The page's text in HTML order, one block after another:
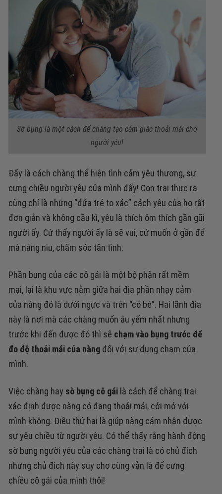
Sờ bụng là một cách để chàng tạo cảm giác thoải mái cho
người yêu!
Đấy là cách chàng thể hiện tình cảm yêu thương, sự
cưng chiều người yêu của mình đấy! Con trai thực ra
cũng chỉ là những “đứa trẻ to xác” cách yêu của họ rất
đơn giản và không cầu kì, yêu là thích ôm thích gần gũi
người ấy. Cứ thấy người ấy là sẽ vui, cứ muốn ở gần để
mà nâng niu, chăm sóc tân tình.
Phần bụng của các cô gái là một bộ phận rất mềm
mại, lại là khu vực nằm giữa hai địa phần nhạy cảm
của nàng đó là dưới ngực và trên “cô bé”. Hai lãnh địa
này là nơi mà các chàng muốn âu yếm nhất nhưng
trước khi đến được đó thì sẽ chạm vào bụng trước để
đo độ thoải mái của nàng đối với sự đụng chạm của
mình.
Việc chàng hay sờ bụng cô gái là cách để chàng trai
xác định được nàng có đang thoải mái, cởi mở với
mình không. Điều thứ hai là giúp nàng cảm nhận được
sự yêu chiều từ người yêu. Có thể thấy rằng hành động
sờ bụng người yêu của các chàng trai là có chủ đích
nhưng chủ địch này suy cho cùng vẫn là để cưng
chiều cô gái của mình thôi!